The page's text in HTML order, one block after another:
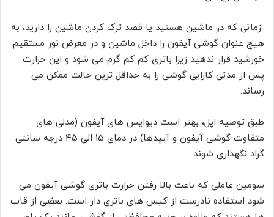
زمانی که در ماشین هستید یا قصد ترک کردن ماشین را دارید، به
هیچ عنوان گوشی آیفون را داخل ماشین و در معرض نور مستقیم
خورشید قرار ندهید زیرا باتری کم کم گرم می شود و این حرارت
پس از مدتی کارایی گوشی را به حداقل ترین حالت ممکن می
رساند.
طبق توصیه اپل، بهتر است دیوایس های آیفون (مدلی های
متفاوت گوشی آیفون و آیپدها) در دمای 15 الی 45 درجه سانتی
گراد نگهداری شوند.
سومین عاملی که باعث بالا رفتن حرارت باتری گوشی آیفون می
شود استفاده نادرست از کیس های باتری دار است. بعضی از قاب